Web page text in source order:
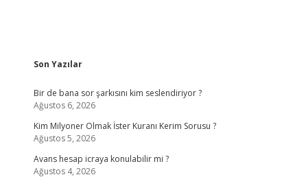
Sidebar
Son Yazılar
Bir de bana sor şarkısını kim seslendiriyor ?
Ağustos 6, 2026
Kim Milyoner Olmak İster Kuranı Kerim Sorusu ?
Ağustos 5, 2026
Avans hesap icraya konulabilir mi ?
Ağustos 4, 2026